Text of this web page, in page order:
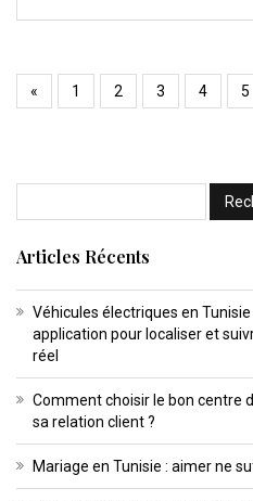
« 1 2 3 4 5
Articles Récents
Véhicules électriques en
application pour localiser et
réel
Comment choisir le bon centre
sa relation client ?
Mariage en Tunisie : aimer ne